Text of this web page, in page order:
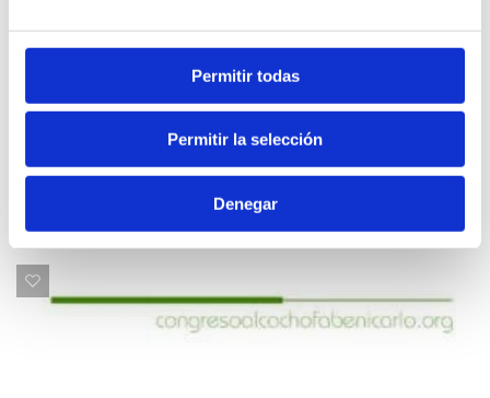
Permitir todas
Permitir la selección
Denegar
Contenidos relacionados